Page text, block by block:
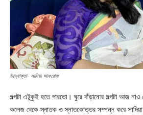
উদ্যোক্তা- সাদিয়া আফরোজ
গল্পটা এটুকুই হতে পারতো। ঘুরে দাঁড়ানোর গল্পটা আজ
কলেজ থেকে স্নাতক ও স্নাতকোত্তর সম্পন্ন করে